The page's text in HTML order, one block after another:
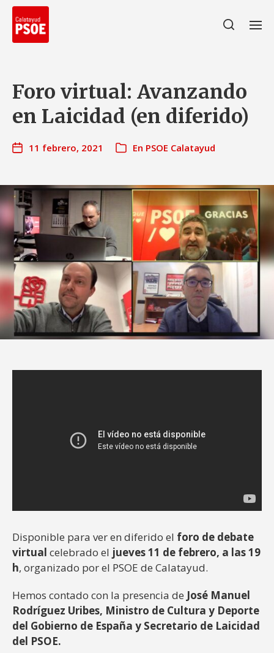
Foro virtual: Avanzando
en Laicidad (en diferido)
11 febrero, 2021 En PSOE Calatayud
Disponible para ver en diferido el foro de debate
virtual celebrado el jueves 11 de febrero, a las 19
h, organizado por el PSOE de Calatayud.
Hemos contado con la presencia de José Manuel
Rodríguez Uribes, Ministro de Cultura y Deporte
del Gobierno de España y Secretario de Laicidad
del PSOE.